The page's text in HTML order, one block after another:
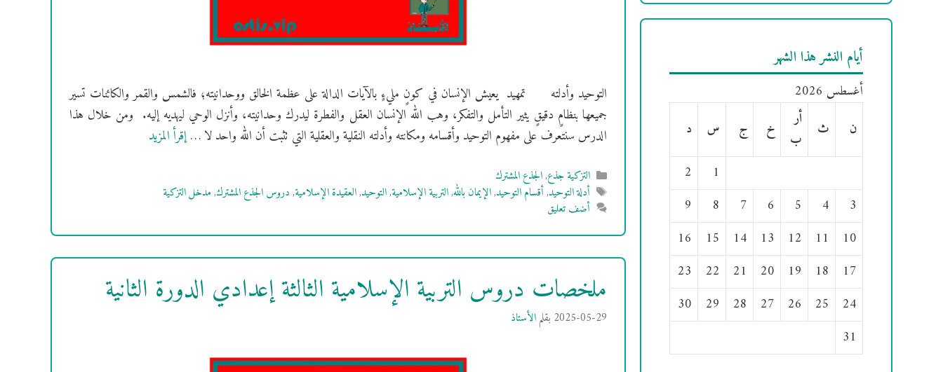
التوحيد وأدلته تمهيد يعيش الإنسان في كونٍ مليءٍ بالآيات الدالة على عظمة الخالق ووحدانيته؛ فالشمس والقمر والكائنات تسير
جميعها بنظامٍ دقيقٍ يثير التأمل والتفكر، وهب الله الإنسان العقل والفطرة ليدرك وحدانيته، وأنزل الوحي ليهديه إليه. ومن خلال هذا
الدرس سنتعرف على مفهوم التوحيد وأقسامه ومكانته وأدلته النقلية والعقلية التي تثبت أن الله واحد لا …إقرأ المزيد
التصنيفات
التزكية جذع,الجذع المشترك
الوسوم
أدلة التوحيد,أقسام التوحيد,الإيمان بالله,التربية الإسلامية,التوحيد,العقيدة الإسلامية,دروس الجذع المشترك,مدخل التزكية
أضف تعليق
ملخصات دروس التربية الإسلامية الثالثة إعدادي الدورة الثانية
2025-05-29 بقلمالأستاذ
أيام النشر هذا الشهر
أغسطس 2026
ن
ث
أر
ب
خ ج س
د
1
2
3
4
5
6
7
8
9
10
11
12
13
14
15
16
17
18
19
20
21
22
23
24
25
26
27
28
29
30
31